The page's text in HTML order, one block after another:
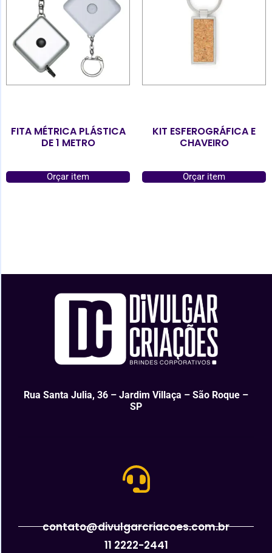
FITA MÉTRICA PLÁSTICA
DE 1 METRO
Orçar item
KIT ESFEROGRÁFICA E
CHAVEIRO
Orçar item
Rua Santa Julia, 36 – Jardim Villaça – São Roque –
SP
contato@divulgarcriacoes.com.br
11 2222-2441